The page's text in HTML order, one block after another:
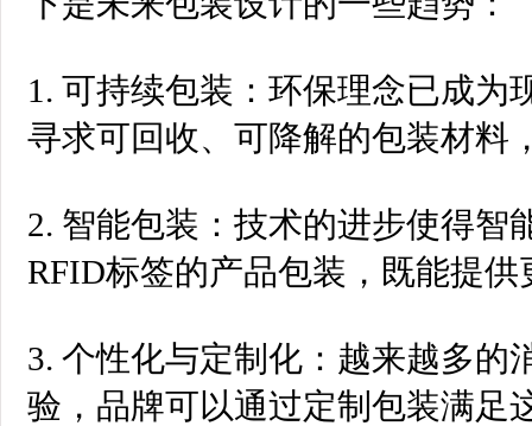
1. 可持续包装：环保理念已成为
寻求可回收、可降解的包装材料
2. 智能包装：技术的进步使得智
RFID标签的产品包装，既能提
3. 个性化与定制化：越来越多的
验，品牌可以通过定制包装满足